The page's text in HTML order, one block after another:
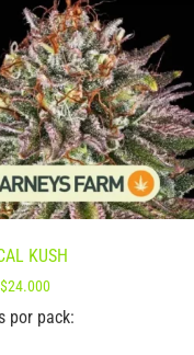
KUSH
$24.000
por pack: